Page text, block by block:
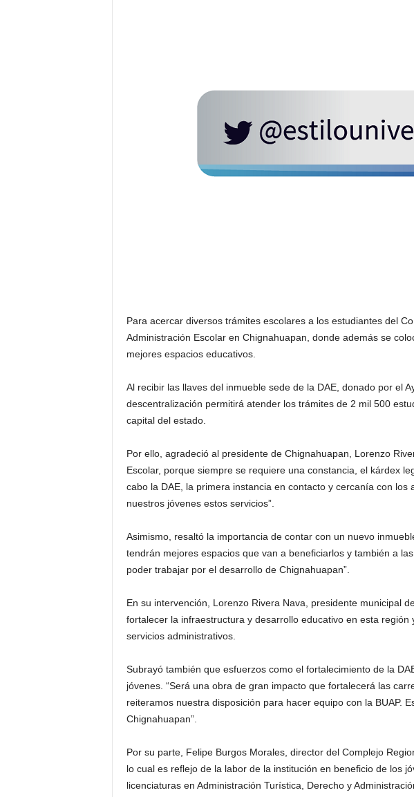
Para acercar diversos trámites escolares a los estudiantes del
Administración Escolar en Chignahuapan, donde además se
mejores espacios educativos.
Al recibir las llaves del inmueble sede de la DAE, donado por el
descentralización permitirá atender los trámites de 2 mil 500
capital del estado.
Por ello, agradeció al presidente de Chignahuapan, Lorenzo
Escolar, porque siempre se requiere una constancia, el kárdex
cabo la DAE, la primera instancia en contacto y cercanía con
nuestros jóvenes estos servicios”.
Asimismo, resaltó la importancia de contar con un nuevo
tendrán mejores espacios que van a beneficiarlos y también a
poder trabajar por el desarrollo de Chignahuapan”.
En su intervención, Lorenzo Rivera Nava, presidente municipal
fortalecer la infraestructura y desarrollo educativo en esta
servicios administrativos.
Subrayó también que esfuerzos como el fortalecimiento de la
jóvenes. “Será una obra de gran impacto que fortalecerá las
reiteramos nuestra disposición para hacer equipo con la BUAP.
Chignahuapan”.
Por su parte, Felipe Burgos Morales, director del Complejo
lo cual es reflejo de la labor de la institución en beneficio de los
licenciaturas en Administración Turística, Derecho y